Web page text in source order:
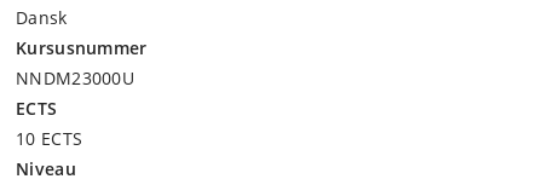
Dansk
Kursusnummer
NNDM23000U
ECTS
10 ECTS
Niveau